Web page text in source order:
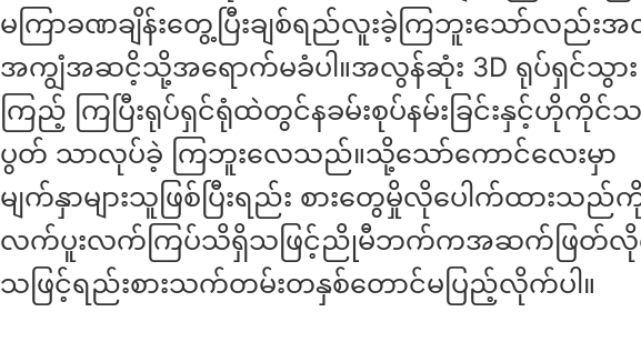
မကြာခဏချိန်းတွေ့ပြီးချစ်ရည်လူးခဲ့ကြဘူးသော်လည်း
အကျွံအဆငိ့သို့အရောက်မခံပါ။အလွန်ဆုံး 3D ရုပ်ရှင်သွား
ကြည့် ကြပြီးရုပ်ရှင်ရုံထဲတွင်နခမ်းစုပ်နမ်းခြင်းနှင့်ဟိုကိုင်
ပွတ် သာလုပ်ခဲ့ ကြဘူးလေသည်။သို့သော်ကောင်လေးမှာ
မျက်နှာများသူဖြစ်ပြီးရည်း စားတွေမှိုလိုပေါက်ထားသည်
လက်ပူးလက်ကြပ်သိရှိသဖြင့်ညိုမီဘက်ကအဆက်ဖြတ်
သဖြင့်ရည်းစားသက်တမ်းတနှစ်တောင်မပြည့်လိုက်ပါ။